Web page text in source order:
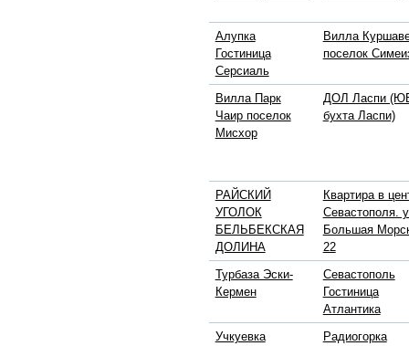
Алупка
Гостиница
Серсиаль
Вилла
поселок
Вилла Парк
Чаир поселок
Мисхор
ДОЛ Ласпи
бухта Ласпи)
РАЙСКИЙ
УГОЛОК
БЕЛЬБЕКСКАЯ
ДОЛИНА
Квартира в
Севастополя.
Большая
22
Турбаза Эски-
Кермен
Севастополь
Гостиница
Атлантика
Учкуевка
Радиогорка